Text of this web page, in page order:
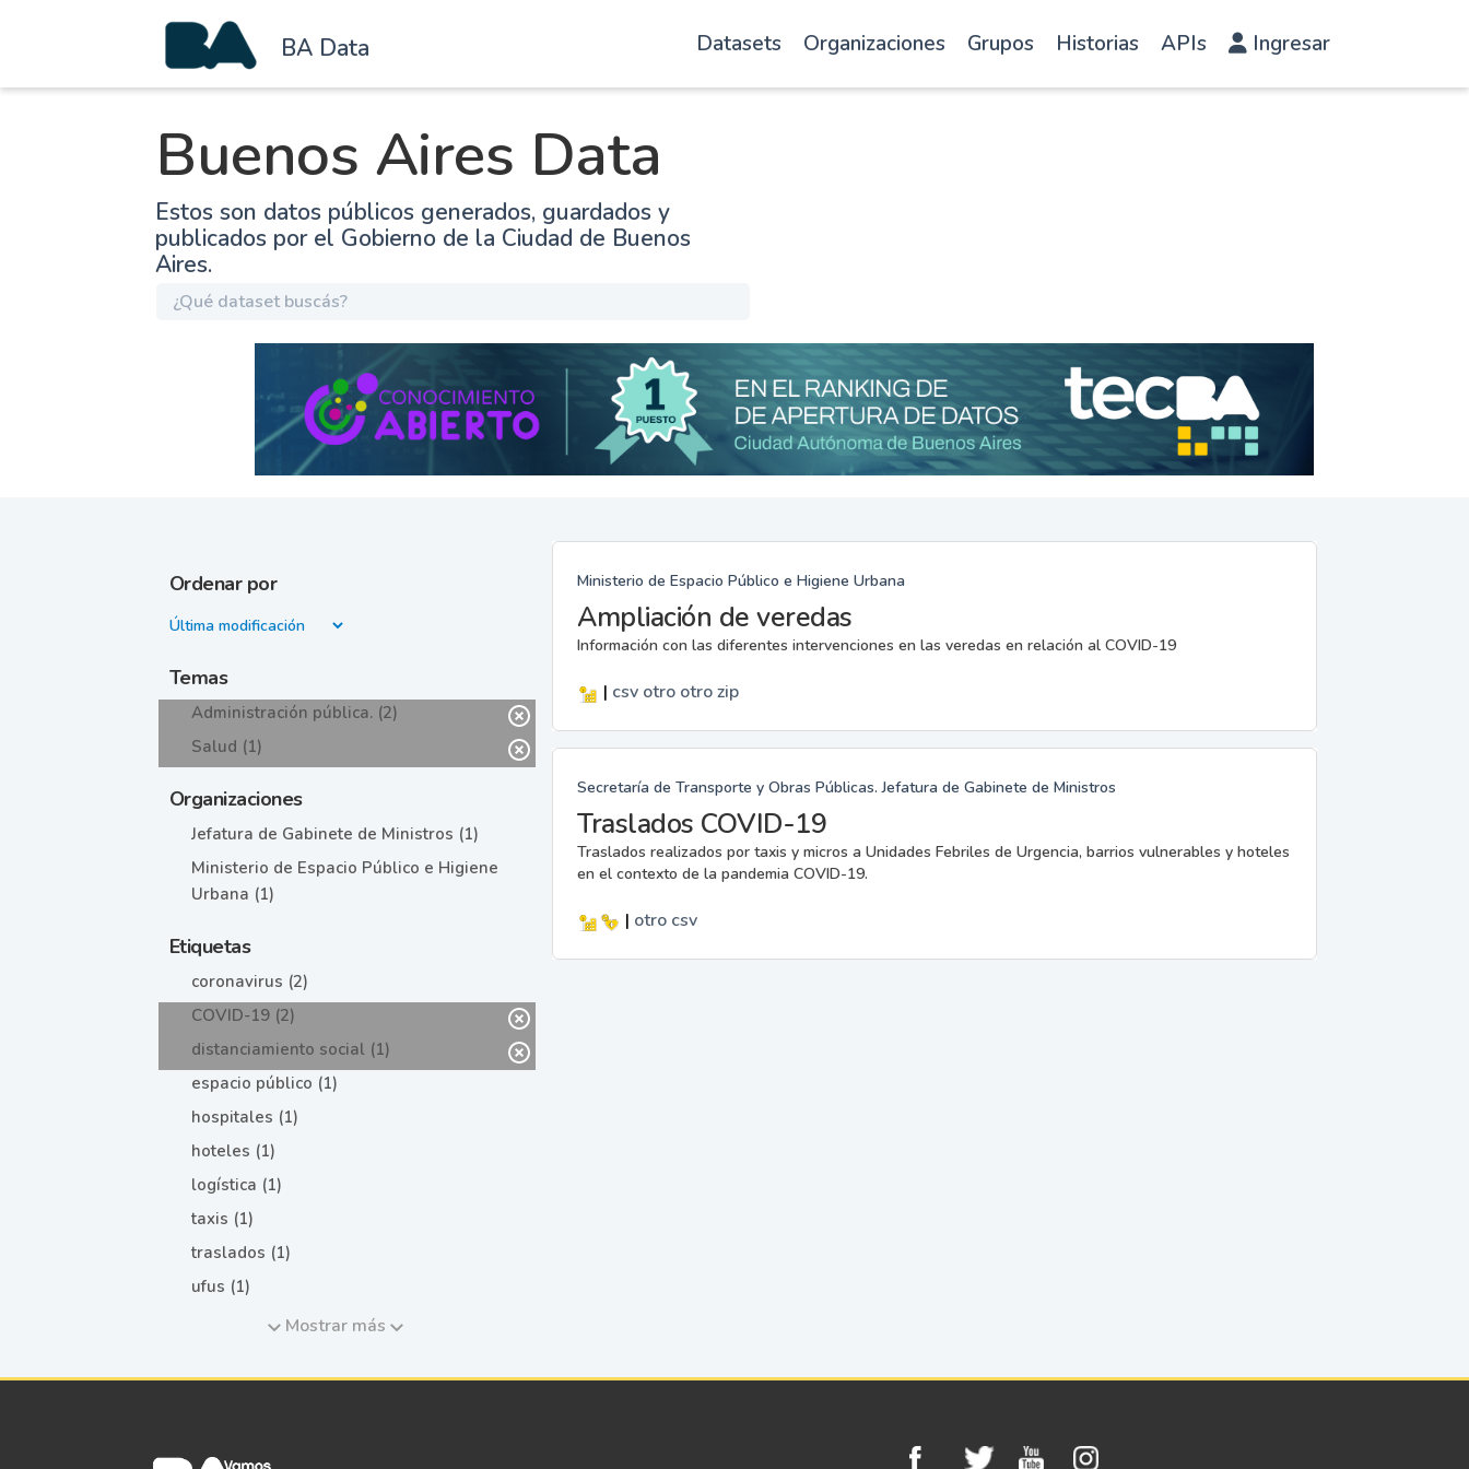
BA Data Datasets Organizaciones Grupos Historias APIs Ingresar
Buenos Aires Data
Estos son datos públicos generados, guardados y
publicados por el Gobierno de la Ciudad de Buenos
Aires.
Ordenar por
Temas
Administración pública. (2)
Salud (1)
Organizaciones
Jefatura de Gabinete de Ministros (1)
Ministerio de Espacio Público e Higiene
Urbana (1)
Etiquetas
coronavirus (2)
COVID-19 (2)
distanciamiento social (1)
espacio público (1)
hospitales (1)
hoteles (1)
logística (1)
taxis (1)
traslados (1)
ufus (1)
Mostrar más
Ministerio de Espacio Público e Higiene Urbana
Ampliación de veredas
Información con las diferentes intervenciones en las veredas en relación al COVID-19
| csv otro otrozip
Secretaría de Transporte y Obras Públicas. Jefatura de Gabinete de Ministros
Traslados COVID-19
Traslados realizados por taxis y micros a Unidades Febriles de Urgencia, barrios vulnerables y hoteles
en el contexto de la pandemia COVID-19.
| otro csv